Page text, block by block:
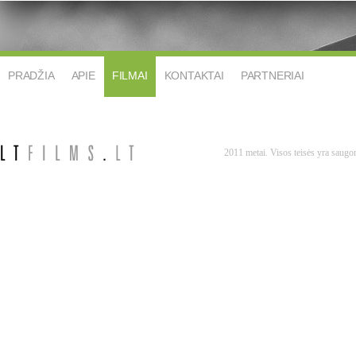
PRADŽIA APIE FILMAI KONTAKTAI PARTNERIAI
2011 metai. Visos teisės yra